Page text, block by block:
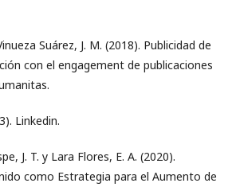
Suárez, J. M. (2018). Publicidad de
con el engagement de publicaciones
Linkedin.
J. T. y Lara Flores, E. A. (2020).
como Estrategia para el Aumento de